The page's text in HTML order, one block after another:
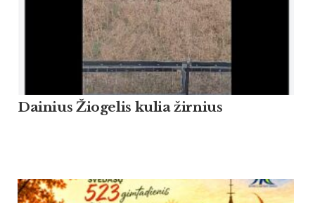
Dainius Žiogelis kulia žirnius